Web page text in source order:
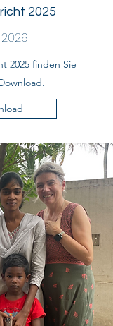
2025
2025 finden Sie